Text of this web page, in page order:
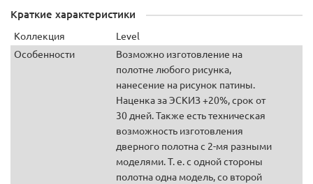
Краткие характеристики
Коллекция
Level
Особенности
Возможно изготовление на
полотне любого рисунка,
нанесение на рисунок патины.
Наценка за ЭСКИЗ +20%, срок от
30 дней. Также есть техническая
возможность изготовления
дверного полотна с 2-мя разными
моделями. Т. е. с одной стороны
полотна одна модель, со второй